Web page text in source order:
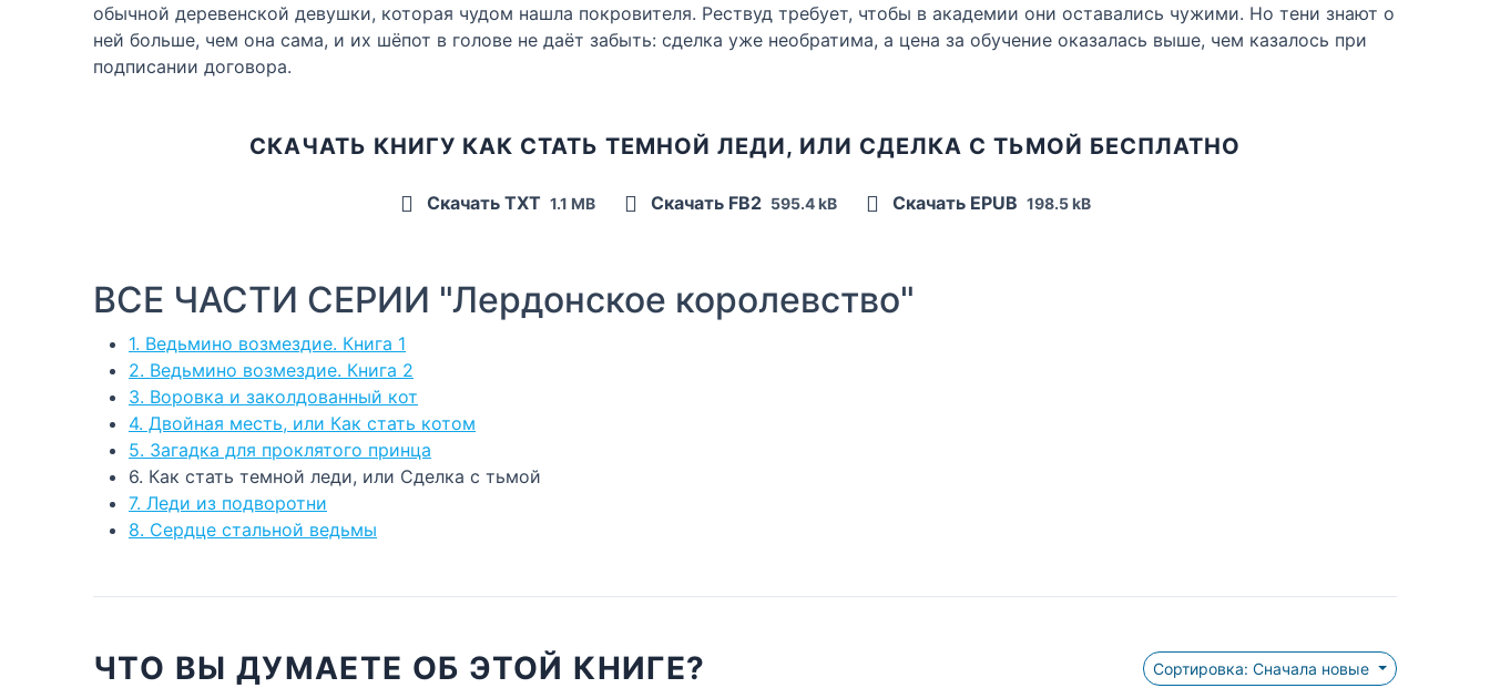
обычной деревенской девушки, которая чудом нашла покровителя. Рествуд требует, чтобы в академии они оставались чужими. Но тени знают о
ней больше, чем она сама, и их шёпот в голове не даёт забыть: сделка уже необратима, а цена за обучение оказалась выше, чем казалось при
подписании договора.
СКАЧАТЬ КНИГУ КАК СТАТЬ ТЕМНОЙ ЛЕДИ, ИЛИ СДЕЛКА С ТЬМОЙ БЕСПЛАТНО
Скачать TXT 1.1 MB Скачать FB2 595.4 kB Скачать EPUB 198.5 kB
ВСЕ ЧАСТИ СЕРИИ "Лердонское королевство"
1. Ведьмино возмездие. Книга 1
2. Ведьмино возмездие. Книга 2
3. Воровка и заколдованный кот
4. Двойная месть, или Как стать котом
5. Загадка для проклятого принца
6. Как стать темной леди, или Сделка с тьмой
7. Леди из подворотни
8. Сердце стальной ведьмы
ЧТО ВЫ ДУМАЕТЕ ОБ ЭТОЙ КНИГЕ? Сортировка: Сначала новые